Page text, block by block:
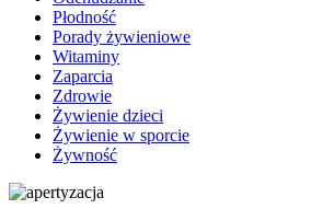
Płodność
Porady żywieniowe
Witaminy
Zaparcia
Zdrowie
Żywienie dzieci
Żywienie w sporcie
Żywność